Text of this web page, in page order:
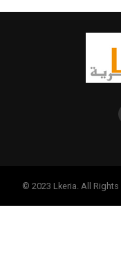
© 2023 Lkeria. All